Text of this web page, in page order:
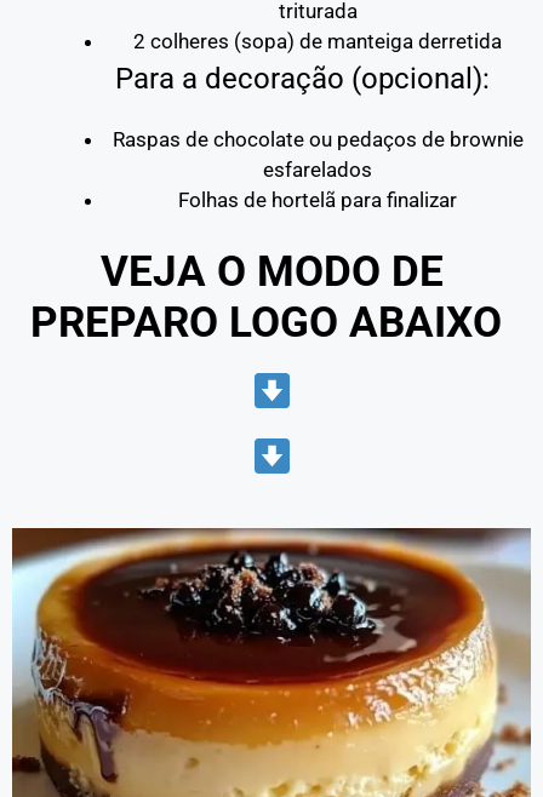
triturada
2 colheres (sopa) de manteiga derretida
Para a decoração (opcional):
Raspas de chocolate ou pedaços de brownie
esfarelados
Folhas de hortelã para finalizar
VEJA O MODO DE
PREPARO LOGO ABAIXO